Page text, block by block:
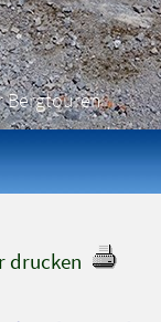
Bergtouren
drucken